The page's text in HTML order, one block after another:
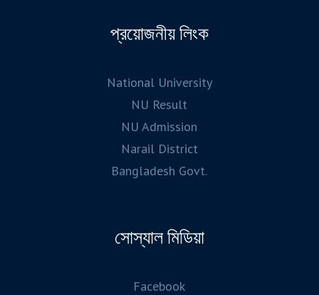
প্রয়োজনীয় লিংক
National University
NU Result
NU Admission
Narail District
Bangladesh Govt.
সোস্যাল মিডিয়া
Facebook